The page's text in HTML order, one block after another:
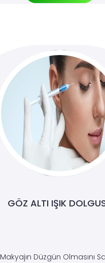
GÖZ ALTI IŞIK
Makyajın Düzgün Olmasını